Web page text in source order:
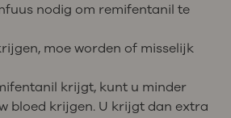
nodig om remifentanil te
moe worden of misselijk
krijgt, kunt u minder
bloed krijgen. U krijgt dan extra